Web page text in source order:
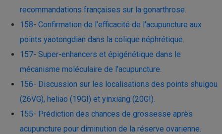
recommandations françaises sur la gonarthrose.
158- Confirmation de l’efficacité de l’acupuncture aux
points yaotongdian dans la colique néphrétique.
157- Super-enhancers et épigénétique dans le
mécanisme moléculaire de l’acupuncture.
156- Discussion sur les localisations des points shuigou
(26VG), heliao (19GI) et yinxiang (20GI)​.
155- Prédiction des chances de grossesse après
acupuncture pour diminution de la réserve ovarienne.